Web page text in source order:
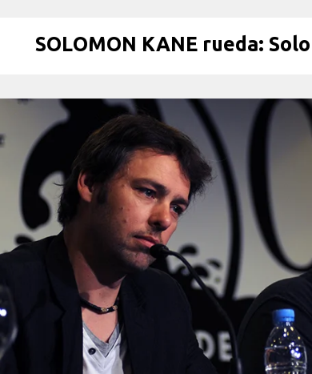
SOLOMON KANE rueda: